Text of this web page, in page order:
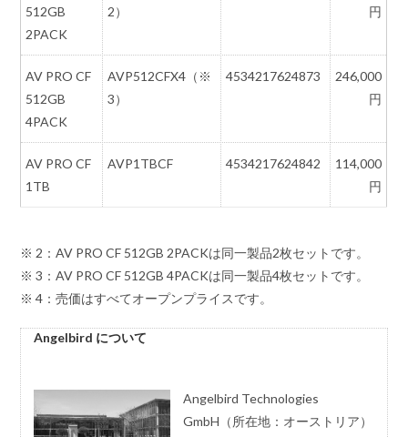
512GB
2PACK
2）
円
AV PRO CF
512GB
4PACK
AVP512CFX4（※
3）
4534217624873
246,000
円
AV PRO CF
1TB
AVP1TBCF 4534217624842
114,000
円
※ 2：AV PRO CF 512GB 2PACKは同一製品2枚セットです。
※ 3：AV PRO CF 512GB 4PACKは同一製品4枚セットです。
※ 4：売価はすべてオープンプライスです。
Angelbird について
Angelbird Technologies
GmbH（所在地：オーストリア）